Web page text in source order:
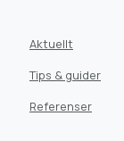
Aktuellt
Tips & guider
Referenser